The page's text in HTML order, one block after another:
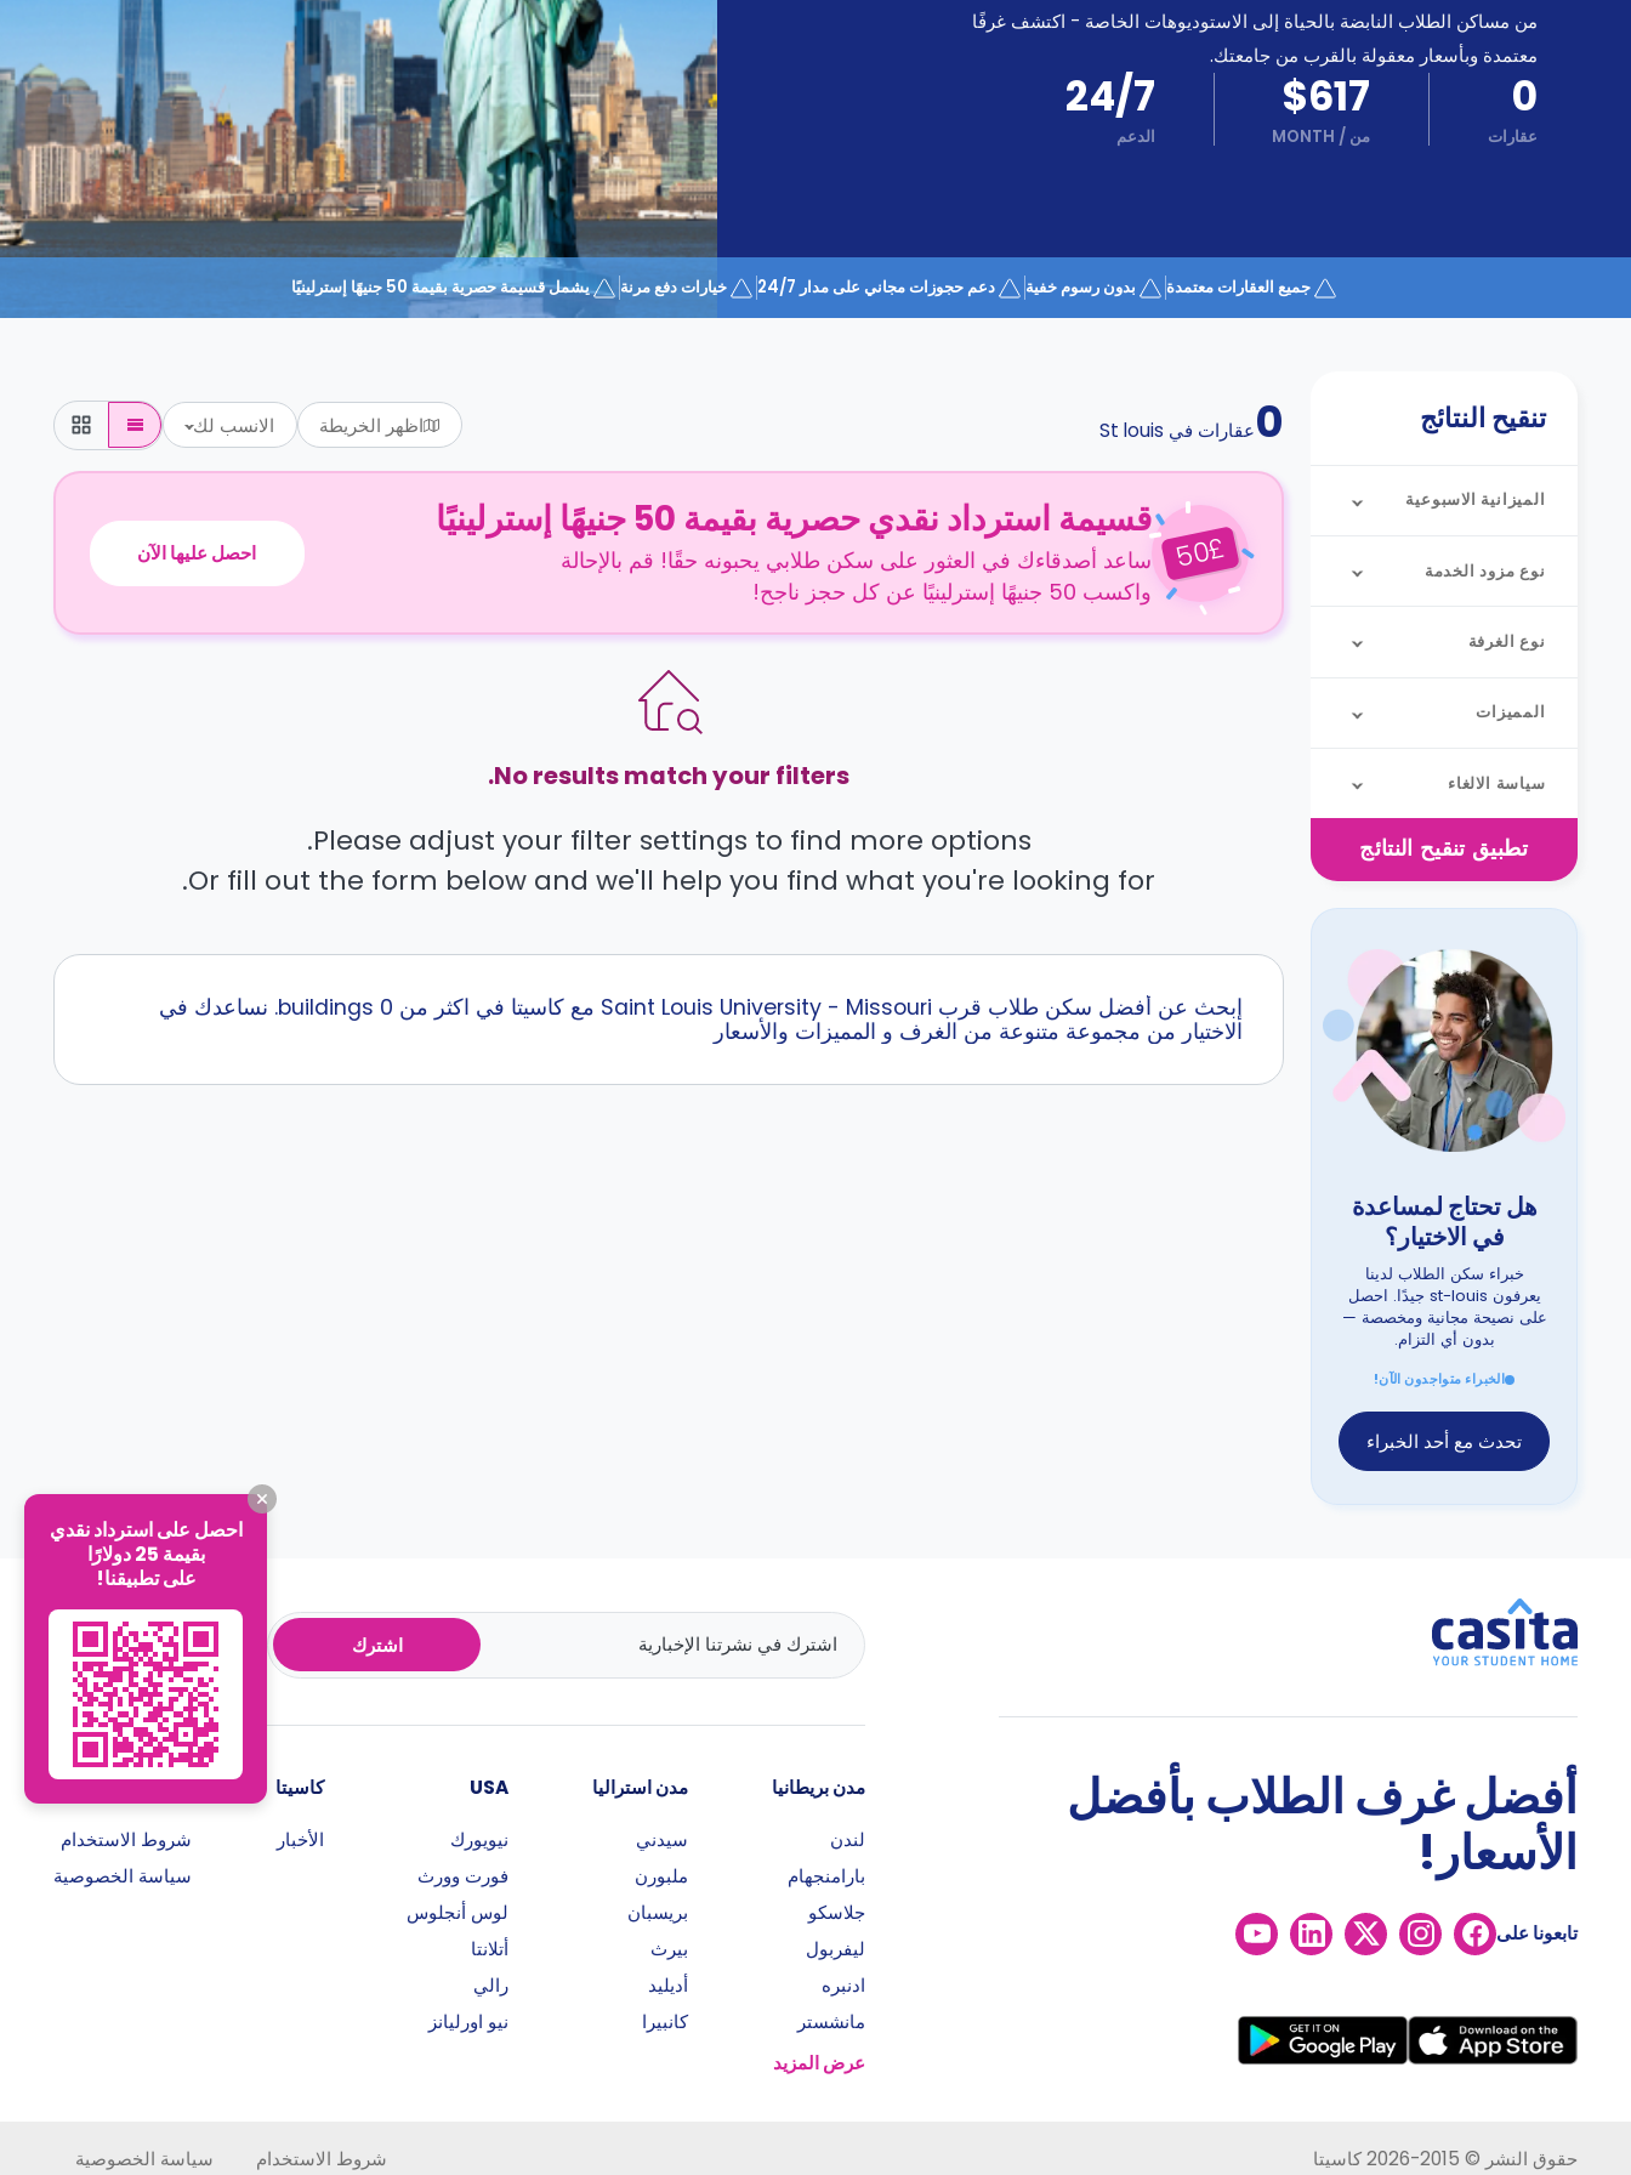
المساعدة
تعمل؟
من مساكن الطلاب النابضة بالحياة إلى الاستوديوهات الخاصة - اكتشف غرفًا
معتمدة وبأسعار معقولة بالقرب من جامعتك.
0
عقارات
$617
من /
MONTH
24/7
الدعم
جميع العقارات معتمدة بدون رسوم خفية دعم حجوزات مجاني على مدار 24/7 خيارات دفع مرنة يشمل قسيمة حصرية بقيمة 50 جنيهًا إسترلينيًا
تنقيح النتائج
الميزانية الاسبوعية
نوع مزود الخدمة
نوع الغرفة
المميزات
سياسة الالغاء
تطبيق تنقيح النتائج
هل تحتاج لمساعدة
في الاختيار؟
خبراء سكن الطلاب لدينا
يعرفون st-louis جيدًا. احصل
على نصيحة مجانية ومخصصة —
بدون أي التزام.
الخبراء متواجدون الآن!
تحدث مع أحد الخبراء
0عقارات في St louis اظهر الخريطة الانسب لك
£
50
قسيمة استرداد نقدي حصرية بقيمة 50 جنيهًا إسترلينيًا
ساعد أصدقاءك في العثور على سكن طلابي يحبونه حقًا! قم بالإحالة
واكسب 50 جنيهًا إسترلينيًا عن كل حجز ناجح!
احصل عليها الآن
No results match your filters.
Please adjust your filter settings to find more options.
Or fill out the form below and we'll help you find what you're looking for.
إبحث عن أفضل سكن طلاب قرب Saint Louis University - Missouri مع كاسيتا في اكثر من 0 buildings. نساعدك في
الاختيار من مجموعة متنوعة من الغرف و المميزات والأسعار
اشترك
أفضل غرف الطلاب بأفضل
الأسعار!
تابعونا على
مدن بريطانيا
لندن
بارامنجهام
جلاسكو
ليفربول
ادنبره
مانشستر
عرض المزيد
مدن استراليا
سيدني
ملبورن
بريسبان
بيرث
أديليد
كانبيرا
USA
نيويورك
فورت وورث
لوس أنجلوس
أتلانتا
رالي
نيو اورليانز
كاسيتا
الأخبار
روابط هامة
شروط الاستخدام
سياسة الخصوصية
حقوق النشر © 2015-2026 كاسيتا شروط الاستخدام سياسة الخصوصية
احصل على استرداد نقدي
بقيمة 25 دولارًا
على تطبيقنا!